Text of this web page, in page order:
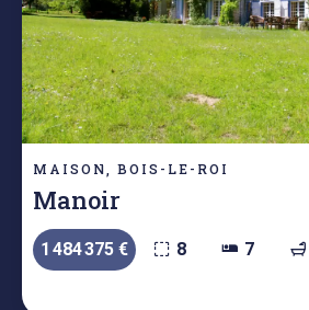
MAISON, BOIS-LE-ROI
Manoir
1 484 375 € 8 7